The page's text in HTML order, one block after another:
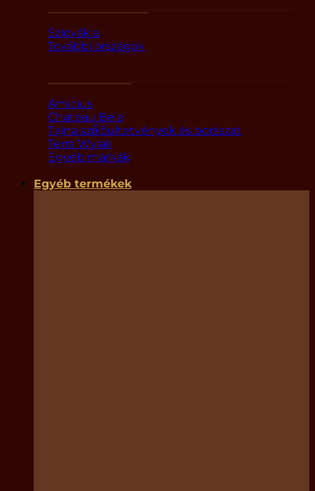
Szlovákia
További országok
Amicius
Chateau Bela
Tajna szőlőültetvények és borászat
Terra Wylak
Egyéb márkák
Egyéb termékek